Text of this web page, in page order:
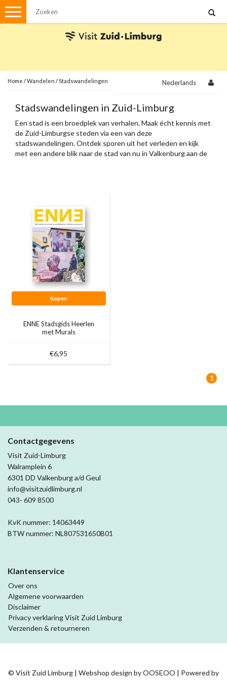
Menu
Met de auto
Visvergunningen
Brochures en kaarten
Plattegronden
Uit de streek
Ansichtkaarten
Home /Wandelen /Stadswandelingen Nederlands
Stadswandelingen in Zuid-Limburg
Een stad is een broedplek van verhalen. Maak écht kennis met
de Zuid-Limburgse steden via een van deze
stadswandelingen. Ontdek sporen uit het verleden en kijk
met een andere blik naar de stad van nu in Valkenburg aan de
Kopen
ENNE Stadsgids Heerlen
met Murals
€6,95
1
Contactgegevens
Visit Zuid-Limburg
Walramplein 6
6301 DD Valkenburg a/d Geul
info@visitzuidlimburg.nl
043- 609 8500
KvK nummer: 14063449
BTW nummer: NL807531650B01
Klantenservice
Over ons
Algemene voorwaarden
Disclaimer
Privacy verklaring Visit Zuid Limburg
Verzenden & retourneren
© Visit Zuid Limburg | Webshop design byOOSEOO | Powered by